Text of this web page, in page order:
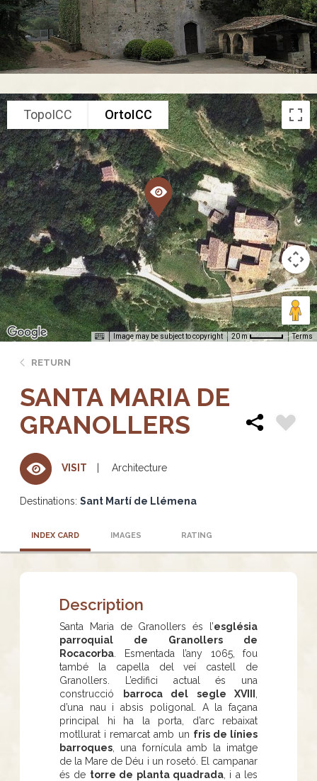
TopoICC OrtoICC
Image may be subject to copyright 20 m Terms
RETURN
SANTA MARIA DE
GRANOLLERS
VISIT Architecture
Destinations: Sant Martí de Llémena
INDEX CARD IMAGES RATING
Description
Santa Maria de Granollers és l’església
parroquial de Granollers de
Rocacorba . Esmentada l’any 1065, fou
també la capella del veí castell de
Granollers. L’edifici actual és una
construcció
barroca del segle XVIII
d’una nau i absis poligonal. A la façana
principal hi ha la porta, d’arc rebaixat
motllurat i remarcat amb un fris de línies
barroques , una fornícula amb la imatge
de la Mare de Déu i un rosetó. El campanar
és de torre de planta quadrada, i a les